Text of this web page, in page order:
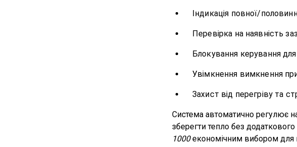
Індикація повної/
Перевірка на наявність
Блокування керування для
Увімкнення вимкнення
Захист від перегріву та
Система автоматично регулює
зберегти тепло без
1000 економічним вибором для